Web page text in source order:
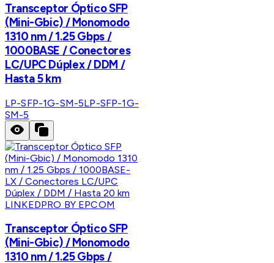
Transceptor Óptico SFP
(Mini-Gbic) / Monomodo
1310 nm / 1.25 Gbps /
1000BASE / Conectores
LC/UPC Dúplex / DDM /
Hasta 5 km
LP-SFP-1G-SM-5LP-SFP-1G-
SM-5
LINKEDPRO BY EPCOM
Transceptor Óptico SFP
(Mini-Gbic) / Monomodo
1310 nm / 1.25 Gbps /